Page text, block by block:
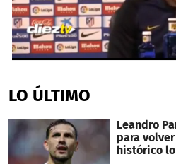
of
31
LO ÚLTIMO
Leandro
para
histórico